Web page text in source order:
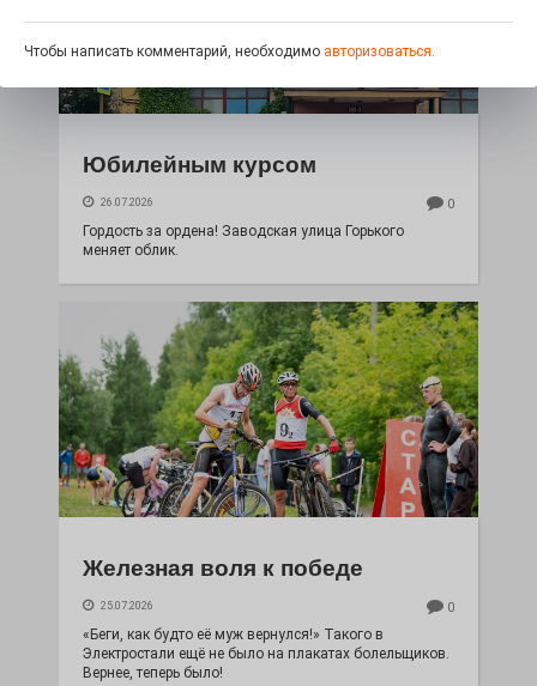
Юбилейным курсом
26.07.2026 0
Гордость за ордена! Заводская улица Горького
меняет облик.
Железная воля к победе
25.07.2026 0
«Беги, как будто её муж вернулся!» Такого в
Электростали ещё не было на плакатах болельщиков.
Вернее, теперь было!
Чтобы написать комментарий, необходимо авторизоваться.